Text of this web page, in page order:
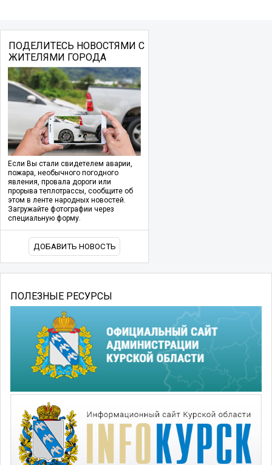
ПОДЕЛИТЕСЬ НОВОСТЯМИ С
ЖИТЕЛЯМИ ГОРОДА
Если Вы стали свидетелем аварии,
пожара, необычного погодного
явления, провала дороги или
прорыва теплотрассы, сообщите об
этом в ленте народных новостей.
Загружайте фотографии через
специальную форму.
ДОБАВИТЬ НОВОСТЬ
ПОЛЕЗНЫЕ РЕСУРСЫ